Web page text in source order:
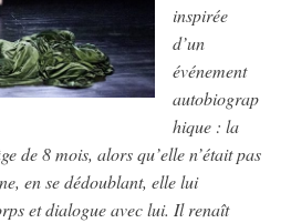
inspirée
d’un
événement
autobiograp
hique : la
de 8 mois, alors qu’elle n’était pas
en se dédoublant, elle lui
et dialogue avec lui. Il renaît